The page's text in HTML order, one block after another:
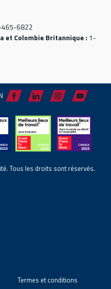
6822
et Colombie Britannique : 1-
Tous les droits sont réservés.
Termes et conditions